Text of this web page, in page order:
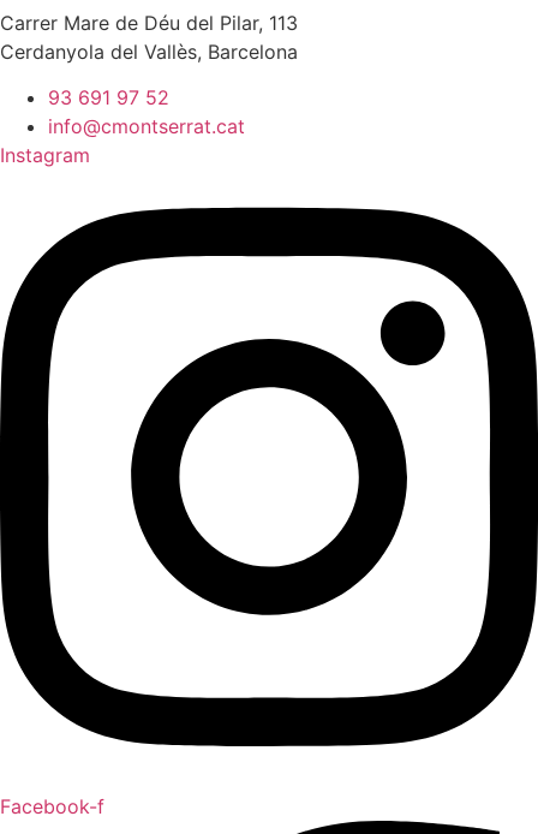
Carrer Mare de Déu del Pilar, 113
Cerdanyola del Vallès, Barcelona
93 691 97 52
info@cmontserrat.cat
Instagram
Facebook-f